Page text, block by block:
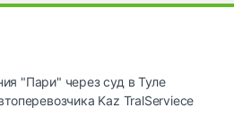
"Пари" через суд в Туле
Kaz TralServiece